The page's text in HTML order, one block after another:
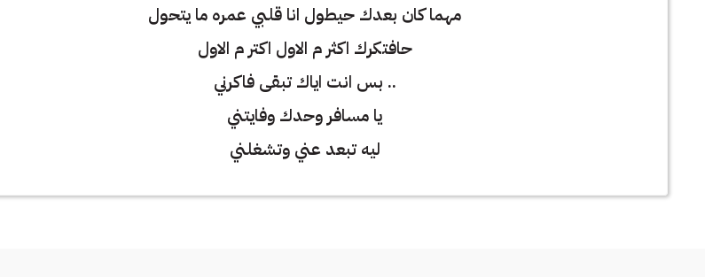
مهما كان بعدك حيطول انا قلبي عمره ما يتحول
حافتكرك اكثر م الاول اكتر م الاول
بس انت اياك تبقى فاكرني ..
يا مسافر وحدك وفايتني
ليه تبعد عني وتشغلني